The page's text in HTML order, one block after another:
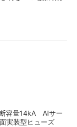
容量14kA AIサー
実装型ヒューズ